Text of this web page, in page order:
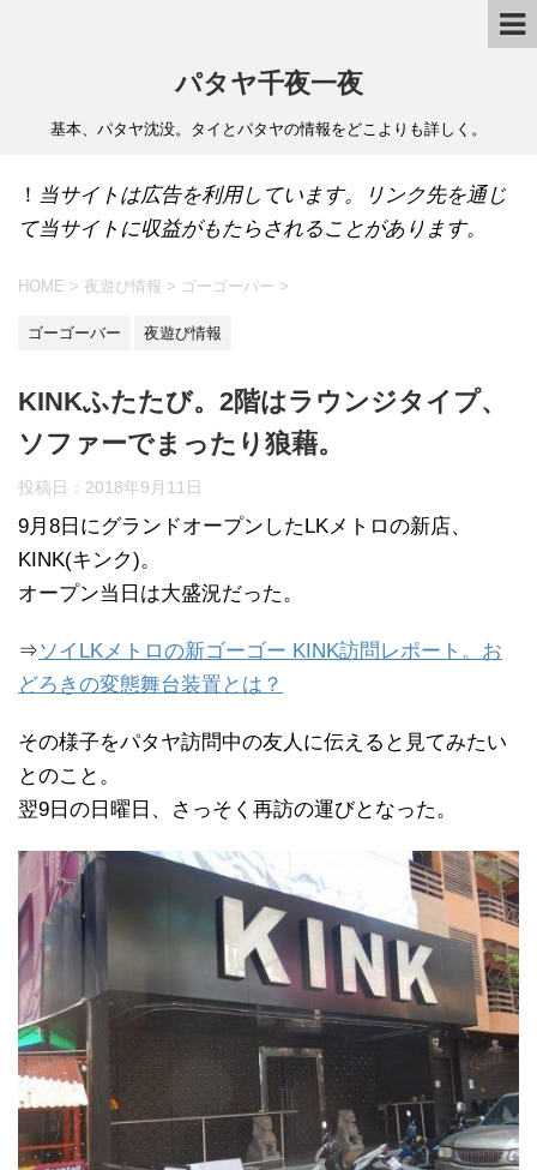
パタヤ千夜一夜
基本、パタヤ沈没。タイとパタヤの情報をどこよりも詳しく。
！ 当サイトは広告を利用しています。リンク先を通じ
て当サイトに収益がもたらされることがあります。
HOME > 夜遊び情報 > ゴーゴーバー >
ゴーゴーバー 夜遊び情報
KINKふたたび。2階はラウンジタイプ、
ソファーでまったり狼藉。
投稿日： 2018年9月11日
9月8日にグランドオープンしたLKメトロの新店、
KINK(キンク)。
オープン当日は大盛況だった。
⇒ソイLKメトロの新ゴーゴー KINK訪問レポート。お
どろきの変態舞台装置とは？
その様子をパタヤ訪問中の友人に伝えると見てみたい
とのこと。
翌9日の日曜日、さっそく再訪の運びとなった。